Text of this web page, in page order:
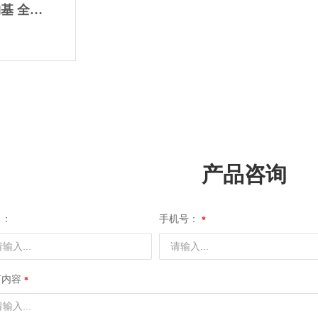
全合
产品咨询
手机号：
容